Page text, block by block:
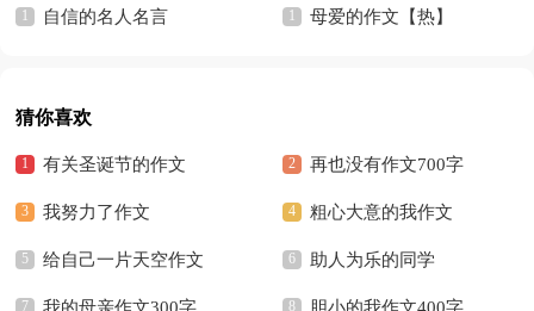
自信的名人名言 母爱的作文【热】
猜你喜欢
有关圣诞节的作文 再也没有作文700字
我努力了作文 粗心大意的我作文
给自己一片天空作文 助人为乐的同学